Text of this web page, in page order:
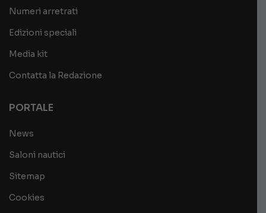
Numeri arretrati
Edizioni speciali
Media kit
Contatta la Redazione
PORTALE
News
Saloni nautici
Sitemap
Cookies